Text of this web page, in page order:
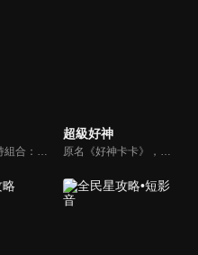
超級好神